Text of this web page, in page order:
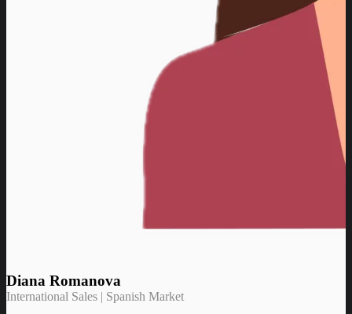
Diana Romanova
International Sales | Spanish Market